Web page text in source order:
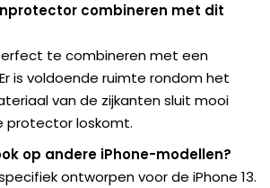
combineren met dit
te combineren met een
is voldoende ruimte rondom het
van de zijkanten sluit mooi
protector loskomt.
op andere iPhone-modellen?
ontworpen voor de iPhone 13.